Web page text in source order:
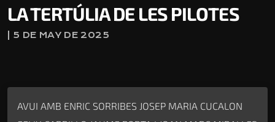
LA TERTÚLIA DE LES PILOTES
| 5 DE MAY DE 2025
AVUI AMB ENRIC SORRIBES JOSEP MARIA CUCALON